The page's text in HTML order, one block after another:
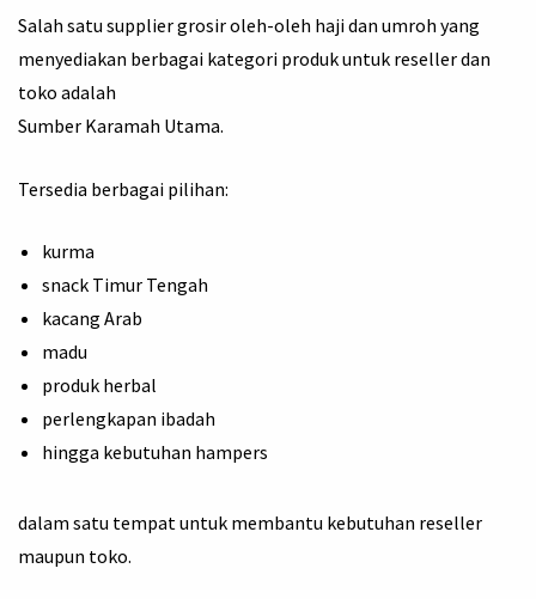
Salah satu supplier grosir oleh-oleh haji dan umroh yang
menyediakan berbagai kategori produk untuk reseller dan
toko adalah
Sumber Karamah Utama.
Tersedia berbagai pilihan:
kurma
snack Timur Tengah
kacang Arab
madu
produk herbal
perlengkapan ibadah
hingga kebutuhan hampers
dalam satu tempat untuk membantu kebutuhan reseller
maupun toko.